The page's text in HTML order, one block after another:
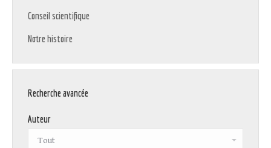
Conseil scientifique
Notre histoire
Recherche avancée
Auteur